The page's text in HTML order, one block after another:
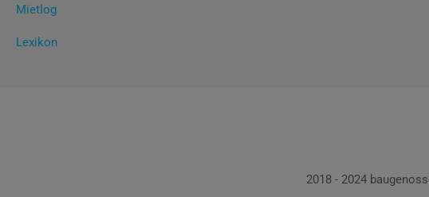
Mietlog
Lexikon
2018 - 2024